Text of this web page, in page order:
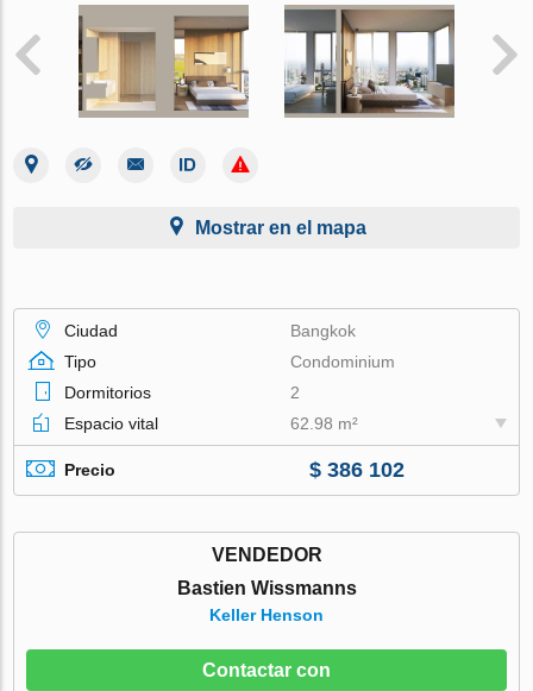
Mostrar en el mapa
Ciudad
Bangkok
Tipo
Condominium
Dormitorios
2
Espacio vital
62.98 m²
Precio $ 386 102
VENDEDOR
Bastien Wissmanns
Keller Henson
Contactar con